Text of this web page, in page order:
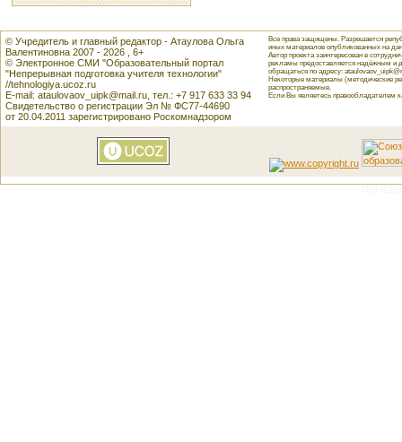
© Учредитель и главный редактор - Атаулова Ольга
Валентиновна 2007 - 2026 , 6+
© Электронное СМИ "Образовательный портал
"Непрерывная подготовка учителя технологии"
//tehnologiya.ucoz.ru
E-mail: ataulovaov_uipk@mail.ru, тел.: +7 917 633 33 94
Свидетельство о регистрации Эл № ФС77-44690
от 20.04.2011 зарегистрировано Роскомнадзором
Все права защищены. Разрешается
иных материалов опубликованных на
Автор проекта заинтересован в
рекламы предоставляется надёжным и
обращаться по адресу:
Некоторые материалы (методические
распространяемые.
Если Вы являетесь правообладателем